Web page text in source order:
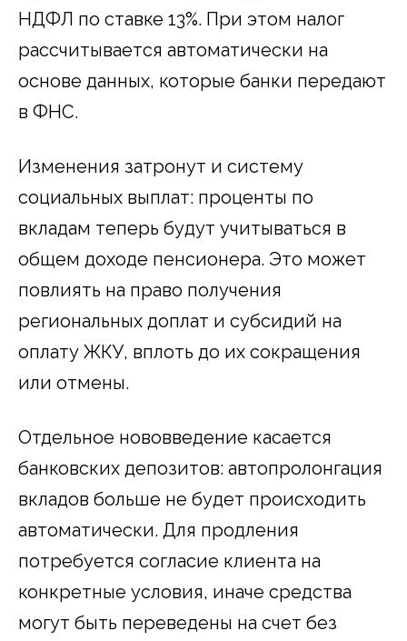
НДФЛ по ставке 13%. При этом налог
рассчитывается автоматически на
основе данных, которые банки передают
в ФНС.
Изменения затронут и систему
социальных выплат: проценты по
вкладам теперь будут учитываться в
общем доходе пенсионера. Это может
повлиять на право получения
региональных доплат и субсидий на
оплату ЖКУ, вплоть до их сокращения
или отмены.
Отдельное нововведение касается
банковских депозитов: автопролонгация
вкладов больше не будет происходить
автоматически. Для продления
потребуется согласие клиента на
конкретные условия, иначе средства
могут быть переведены на счет без